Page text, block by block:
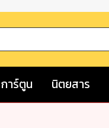
การ์ตูน นิตยสาร